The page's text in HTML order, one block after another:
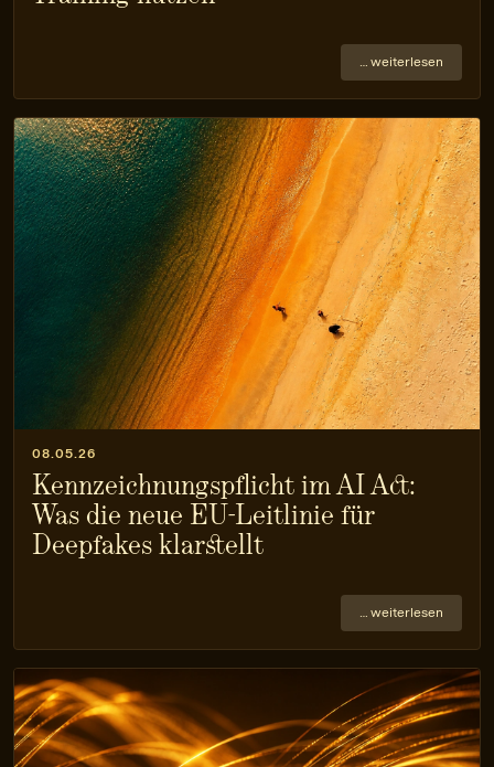
… weiterlesen
08.05.26
Kennzeichnungspflicht im AI Act:
Was die neue EU-Leitlinie für
Deepfakes klarstellt
… weiterlesen